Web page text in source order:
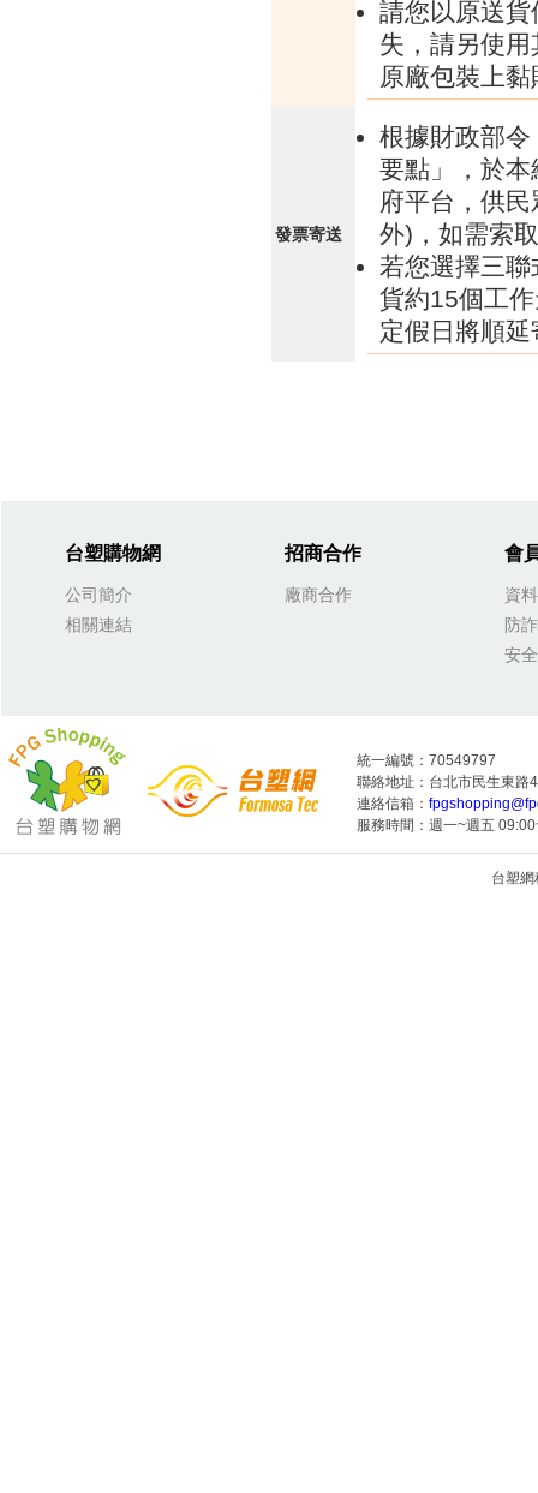
請您以原送
失，請另使
原廠包裝上
發票寄送
根據財政部
要點」，於
府平台，供
外)，如需索
若您選擇三
貨約15個工
定假日將順延
台塑購物網
公司簡介
相關連結
招商合作
廠商合作
會
資
防
安
統一編號：70549797
聯絡地址：台北市民生東路
連絡信箱：
服務時間：週一~週五
台塑